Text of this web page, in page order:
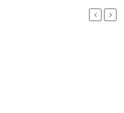
PreviousNext